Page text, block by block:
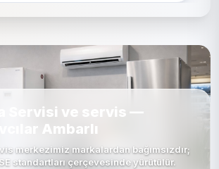
Servisi ve servis —
Ambarlı
merkezimiz markalardan bağımsızdır;
standartları çerçevesinde yürütülür.